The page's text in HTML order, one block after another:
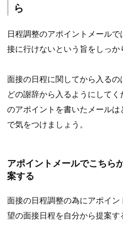
ら
日程調整のアポイントメール
接に行けないという旨をしっか
面接の日程に関してから入る
どの謝辞から入るようにして
のアポイントを書いたメール
で気をつけましょう。
アポイントメールでこちら
案する
面接の日程調整の為にアポイ
望の面接日程を自分から提案す